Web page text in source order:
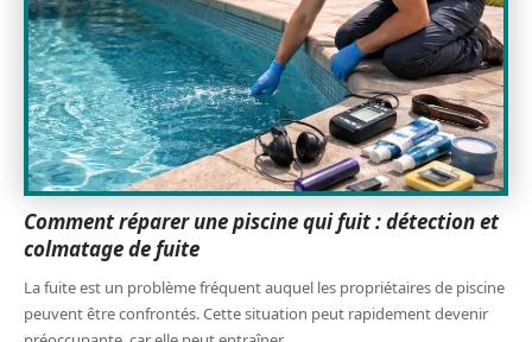
Comment réparer une piscine qui fuit : détection et
colmatage de fuite
La fuite est un problème fréquent auquel les propriétaires de piscine
peuvent être confrontés. Cette situation peut rapidement devenir